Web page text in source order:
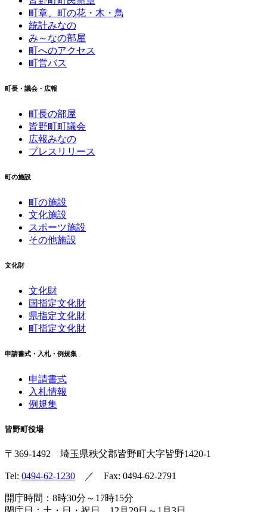
町章、町の花・木・鳥
統計みなの
み～なの部屋
町へのアクセス
町営バス
町長・議会・広報
町長の部屋
皆野町町議会
広報みなの
プレスリリース
町の施設
町の施設
文化施設
スポーツ施設
その他施設
文化財
文化財
国指定文化財
県指定文化財
町指定文化財
申請書式・入札・例規集
申請書式
入札情報
例規集
皆野町役場
〒369-1492 埼玉県秩父郡皆野町大字皆野1420-1
Tel: 0494-62-1230 ／ Fax: 0494-62-2791
開庁時間：8時30分～17時15分